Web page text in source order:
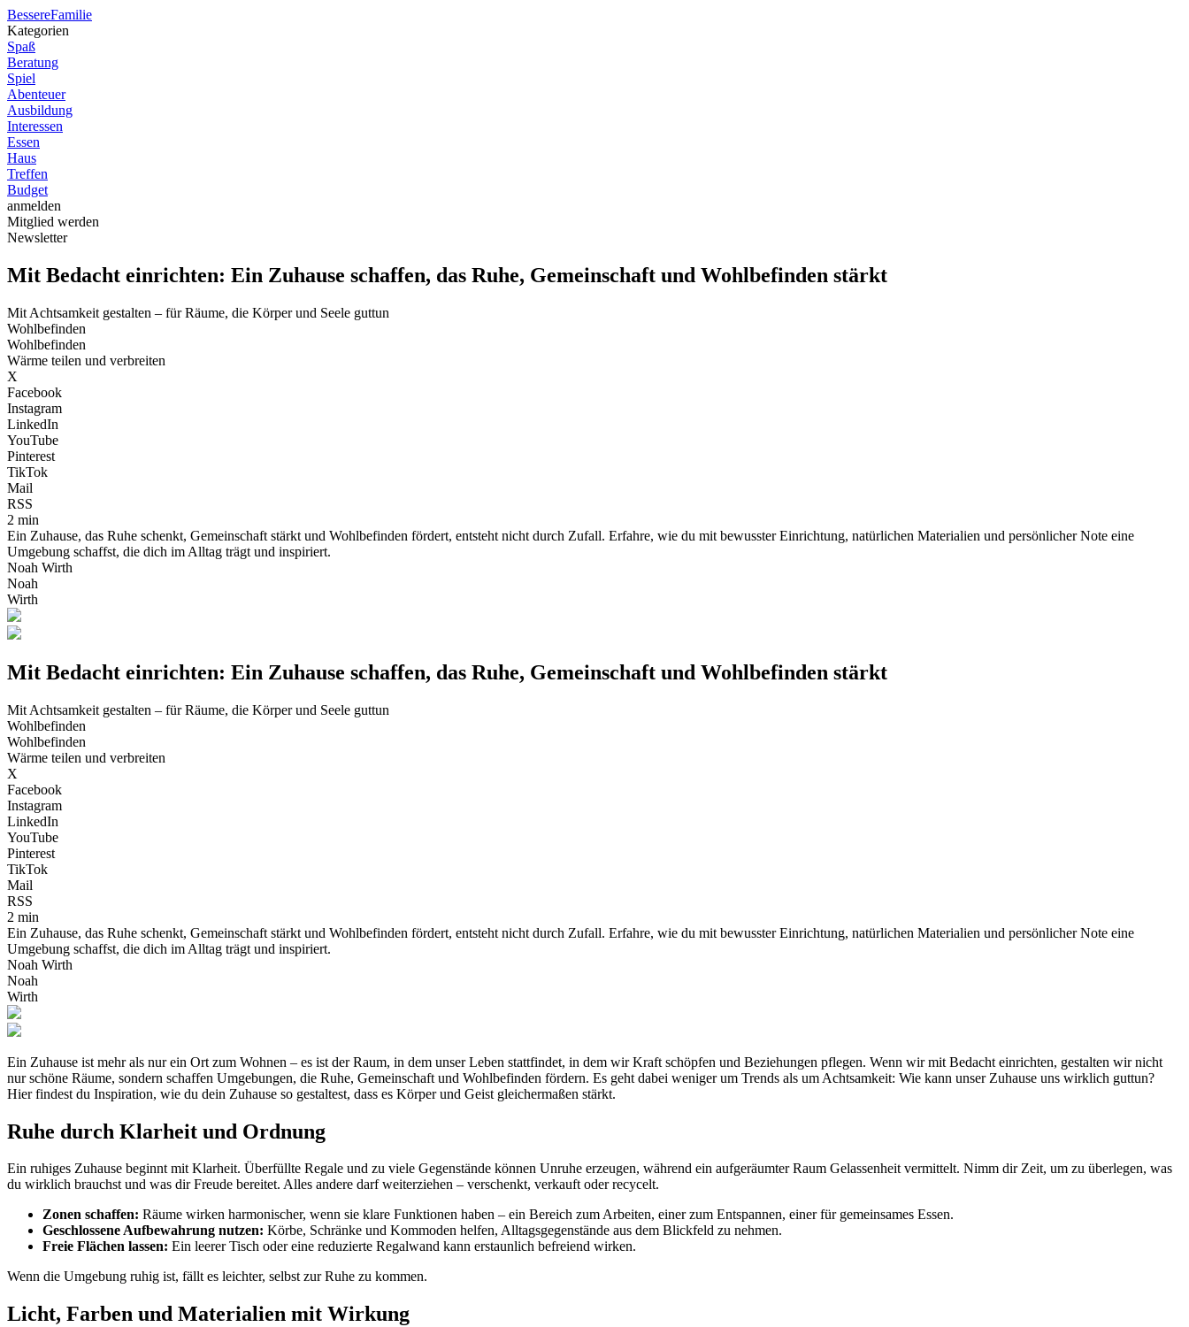
BessereFamilie
Kategorien
Spaß
Beratung
Spiel
Abenteuer
Ausbildung
Interessen
Essen
Haus
Treffen
Budget
anmelden
Mitglied werden
Newsletter
Mit Bedacht einrichten: Ein Zuhause schaffen, das Ruhe, Gemeinschaft und Wohlbefinden stärkt
Mit Achtsamkeit gestalten – für Räume, die Körper und Seele guttun
Wohlbefinden
Wohlbefinden
Wärme teilen und verbreiten
X
Facebook
Instagram
LinkedIn
YouTube
Pinterest
TikTok
Mail
RSS
2 min
Ein Zuhause, das Ruhe schenkt, Gemeinschaft stärkt und Wohlbefinden fördert, entsteht nicht durch Zufall. Erfahre, wie du mit bewusster Einrichtung, natürlichen Materialien und persönlicher Note eine
Umgebung schaffst, die dich im Alltag trägt und inspiriert.
Noah Wirth
Noah
Wirth
Mit Bedacht einrichten: Ein Zuhause schaffen, das Ruhe, Gemeinschaft und Wohlbefinden stärkt
Mit Achtsamkeit gestalten – für Räume, die Körper und Seele guttun
Wohlbefinden
Wohlbefinden
Wärme teilen und verbreiten
X
Facebook
Instagram
LinkedIn
YouTube
Pinterest
TikTok
Mail
RSS
2 min
Ein Zuhause, das Ruhe schenkt, Gemeinschaft stärkt und Wohlbefinden fördert, entsteht nicht durch Zufall. Erfahre, wie du mit bewusster Einrichtung, natürlichen Materialien und persönlicher Note eine
Umgebung schaffst, die dich im Alltag trägt und inspiriert.
Noah Wirth
Noah
Wirth
Ein Zuhause ist mehr als nur ein Ort zum Wohnen – es ist der Raum, in dem unser Leben stattfindet, in dem wir Kraft schöpfen und Beziehungen pflegen. Wenn wir mit Bedacht einrichten, gestalten wir nicht
nur schöne Räume, sondern schaffen Umgebungen, die Ruhe, Gemeinschaft und Wohlbefinden fördern. Es geht dabei weniger um Trends als um Achtsamkeit: Wie kann unser Zuhause uns wirklich guttun?
Hier findest du Inspiration, wie du dein Zuhause so gestaltest, dass es Körper und Geist gleichermaßen stärkt.
Ruhe durch Klarheit und Ordnung
Ein ruhiges Zuhause beginnt mit Klarheit. Überfüllte Regale und zu viele Gegenstände können Unruhe erzeugen, während ein aufgeräumter Raum Gelassenheit vermittelt. Nimm dir Zeit, um zu überlegen, was
du wirklich brauchst und was dir Freude bereitet. Alles andere darf weiterziehen – verschenkt, verkauft oder recycelt.
Zonen schaffen: Räume wirken harmonischer, wenn sie klare Funktionen haben – ein Bereich zum Arbeiten, einer zum Entspannen, einer für gemeinsames Essen.
Geschlossene Aufbewahrung nutzen: Körbe, Schränke und Kommoden helfen, Alltagsgegenstände aus dem Blickfeld zu nehmen.
Freie Flächen lassen: Ein leerer Tisch oder eine reduzierte Regalwand kann erstaunlich befreiend wirken.
Wenn die Umgebung ruhig ist, fällt es leichter, selbst zur Ruhe zu kommen.
Licht, Farben und Materialien mit Wirkung